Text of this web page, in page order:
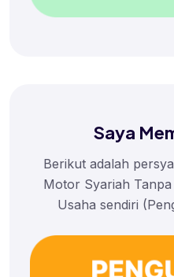
Saya
Berikut adalah
Motor Syariah Tanpa
Usaha sendiri